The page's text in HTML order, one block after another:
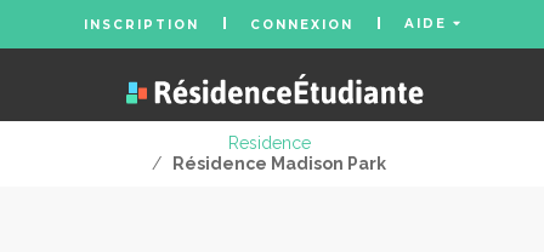
INSCRIPTION CONNEXION AIDE
Residence
/
Résidence Madison Park